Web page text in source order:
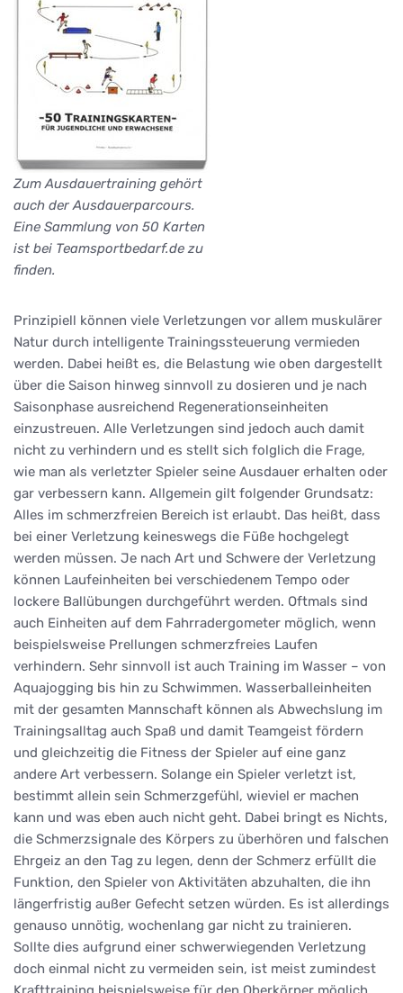
Zum Ausdauertraining gehört
auch der Ausdauerparcours.
Eine Sammlung von 50 Karten
ist bei Teamsportbedarf.de zu
finden.
Prinzipiell können viele Verletzungen vor allem muskulärer
Natur durch intelligente Trainingssteuerung vermieden
werden. Dabei heißt es, die Belastung wie oben dargestellt
über die Saison hinweg sinnvoll zu dosieren und je nach
Saisonphase ausreichend Regenerationseinheiten
einzustreuen. Alle Verletzungen sind jedoch auch damit
nicht zu verhindern und es stellt sich folglich die Frage,
wie man als verletzter Spieler seine Ausdauer erhalten oder
gar verbessern kann. Allgemein gilt folgender Grundsatz:
Alles im schmerzfreien Bereich ist erlaubt. Das heißt, dass
bei einer Verletzung keineswegs die Füße hochgelegt
werden müssen. Je nach Art und Schwere der Verletzung
können Laufeinheiten bei verschiedenem Tempo oder
lockere Ballübungen durchgeführt werden. Oftmals sind
auch Einheiten auf dem Fahrradergometer möglich, wenn
beispielsweise Prellungen schmerzfreies Laufen
verhindern. Sehr sinnvoll ist auch Training im Wasser – von
Aquajogging bis hin zu Schwimmen. Wasserballeinheiten
mit der gesamten Mannschaft können als Abwechslung im
Trainingsalltag auch Spaß und damit Teamgeist fördern
und gleichzeitig die Fitness der Spieler auf eine ganz
andere Art verbessern. Solange ein Spieler verletzt ist,
bestimmt allein sein Schmerzgefühl, wieviel er machen
kann und was eben auch nicht geht. Dabei bringt es Nichts,
die Schmerzsignale des Körpers zu überhören und falschen
Ehrgeiz an den Tag zu legen, denn der Schmerz erfüllt die
Funktion, den Spieler von Aktivitäten abzuhalten, die ihn
längerfristig außer Gefecht setzen würden. Es ist allerdings
genauso unnötig, wochenlang gar nicht zu trainieren.
Sollte dies aufgrund einer schwerwiegenden Verletzung
doch einmal nicht zu vermeiden sein, ist meist zumindest